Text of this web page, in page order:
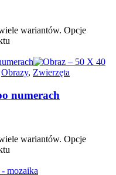
wariantów. Opcje
Obrazy, Zwierzęta
numerach
wariantów. Opcje